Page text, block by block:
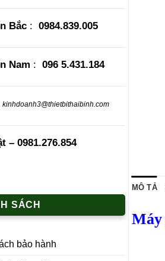
Bắc : 0984.839.005
Nam : 096 5.431.184
kinhdoanh3@thietbithaibinh.com
– 0981.276.854
SÁCH
bảo hành
MÔ TẢ
Máy